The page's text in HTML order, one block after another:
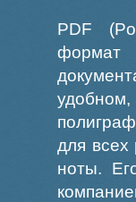
PDF
формат
для всех
ноты.